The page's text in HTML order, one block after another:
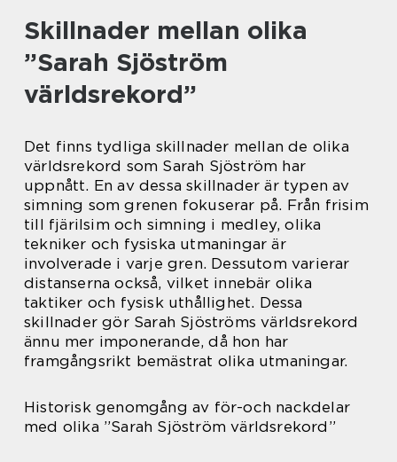
Skillnader mellan olika
”Sarah Sjöström
världsrekord”
Det finns tydliga skillnader mellan de olika
världsrekord som Sarah Sjöström har
uppnått. En av dessa skillnader är typen av
simning som grenen fokuserar på. Från frisim
till fjärilsim och simning i medley, olika
tekniker och fysiska utmaningar är
involverade i varje gren. Dessutom varierar
distanserna också, vilket innebär olika
taktiker och fysisk uthållighet. Dessa
skillnader gör Sarah Sjöströms världsrekord
ännu mer imponerande, då hon har
framgångsrikt bemästrat olika utmaningar.
Historisk genomgång av för-och nackdelar
med olika ”Sarah Sjöström världsrekord”